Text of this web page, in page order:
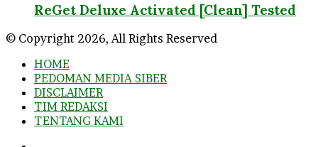
ReGet Deluxe Activated [Clean] Tested
© Copyright 2026, All Rights Reserved
HOME
PEDOMAN MEDIA SIBER
DISCLAIMER
TIM REDAKSI
TENTANG KAMI